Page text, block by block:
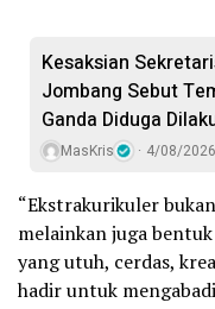
Kesaksian
Jombang Sebut
Ganda Diduga
MasKris 4/08/2026
“Ekstrakurikuler
melainkan juga
yang utuh, cerdas,
hadir untuk